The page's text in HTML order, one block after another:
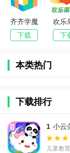
齐齐学魔
方(魔方学
习应用)
下载
欢乐
盟(水
题学
下
本类热门
下载排行
1 小云
方正版
儿童教